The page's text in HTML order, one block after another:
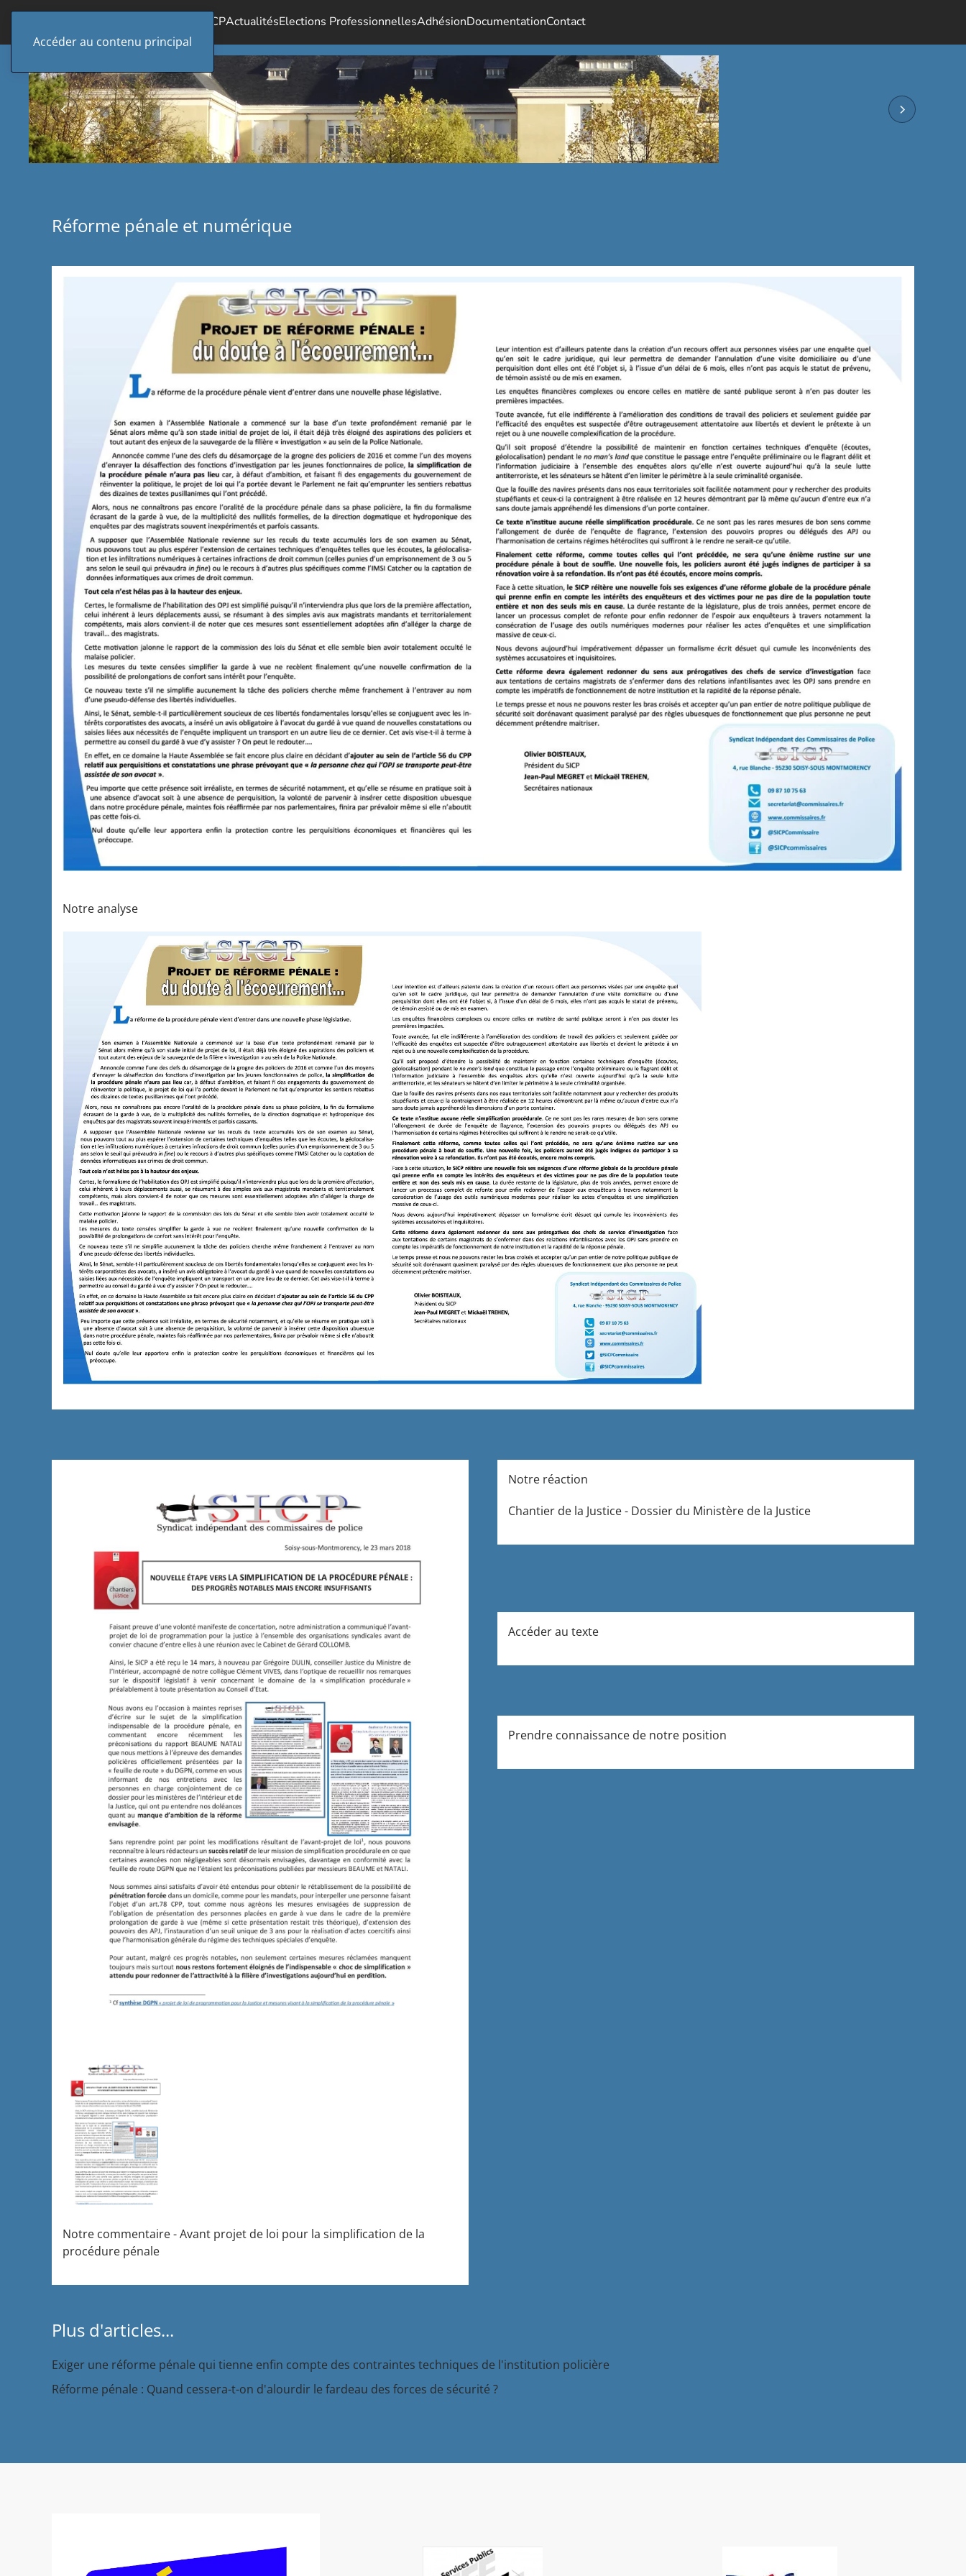
Accéder au contenu principal
Le SICPActualitésElections ProfessionnellesAdhésionDocumentationContact
Réforme pénale et numérique
Notre analyse
Notre commentaire - Avant projet de loi pour la simplification de la
procédure pénale
Notre réaction
Chantier de la Justice - Dossier du Ministère de la Justice
Accéderau texte
Prendre connaissance de notre position
Plus d'articles...
Exiger une réforme pénale qui tienne enfin compte des contraintes techniques de l'institution policière
Réforme pénale : Quand cessera-t-on d'alourdir le fardeau des forces de sécurité ?